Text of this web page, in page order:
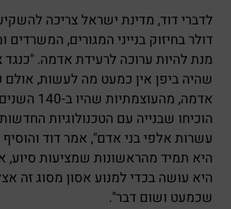
דולר בחיזוק בנייני המגורים, המשרדים
מנת להיות ערוכה לרעידת אדמה. "כנגד
שהיה ביפן אין כמעט מה לעשות, אולם
אדמה,
הוכיחו שבנייה עם הטכנולוגיות
עשרות אלפי בני אדם", אמר דוד
היא תמיד מהראשונות שמציעות
היא עושה בכדי למנוע אסון מסוג זה
שכמעט ושום דבר".